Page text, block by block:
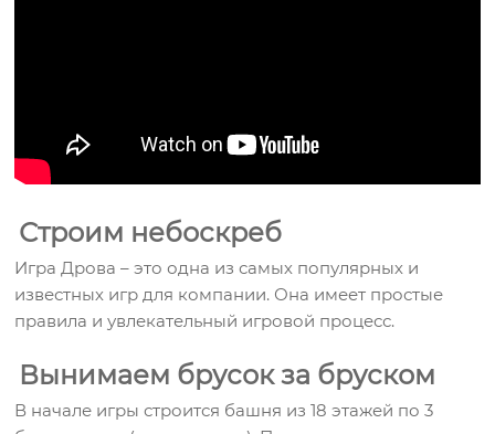
Строим небоскреб
Игра Дрова – это одна из самых популярных и
известных игр для компании. Она имеет простые
правила и увлекательный игровой процесс.
Вынимаем брусок за бруском
В начале игры строится башня из 18 этажей по 3